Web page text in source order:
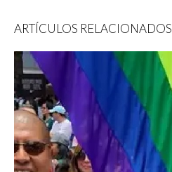
ARTÍCULOS RELACIONADOS